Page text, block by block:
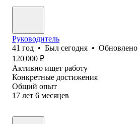
Руководитель
41 год • Был сегодня • Обновлено
120 000 ₽
Активно ищет работу
Конкретные достижения
Общий опыт
17 лет 6 месяцев